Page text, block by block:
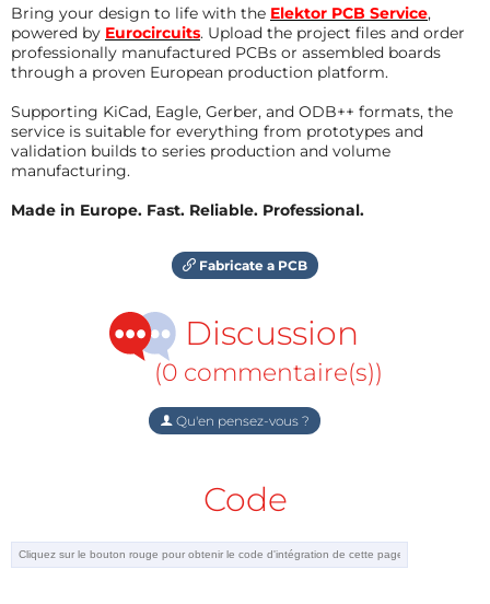
Bring your design to life with the Elektor PCB Service,
powered by Eurocircuits. Upload the project files and order
professionally manufactured PCBs or assembled boards
through a proven European production platform.
Supporting KiCad, Eagle, Gerber, and ODB++ formats, the
service is suitable for everything from prototypes and
validation builds to series production and volume
manufacturing.
Made in Europe. Fast. Reliable. Professional.
Fabricate a PCB
Discussion
(0 commentaire(s))
Qu'en pensez-vous ?
Code